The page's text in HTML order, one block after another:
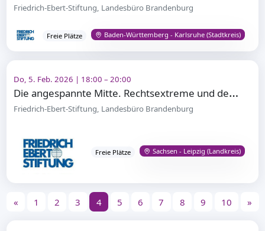
Friedrich-Ebert-Stiftung, Landesbüro Brandenburg
Freie Plätze Baden-Württemberg - Karlsruhe (Stadtkreis)
Do, 5. Feb. 2026 | 18:00 – 20:00
D
ie angespannte Mitte. Rechtsextreme und demokratiegefährdende Einstellungen in Deutschland 2024/25
Friedrich-Ebert-Stiftung, Landesbüro Brandenburg
Freie Plätze Sachsen - Leipzig (Landkreis)
« 1 2 3 4 5 6 7 8 9 10 »